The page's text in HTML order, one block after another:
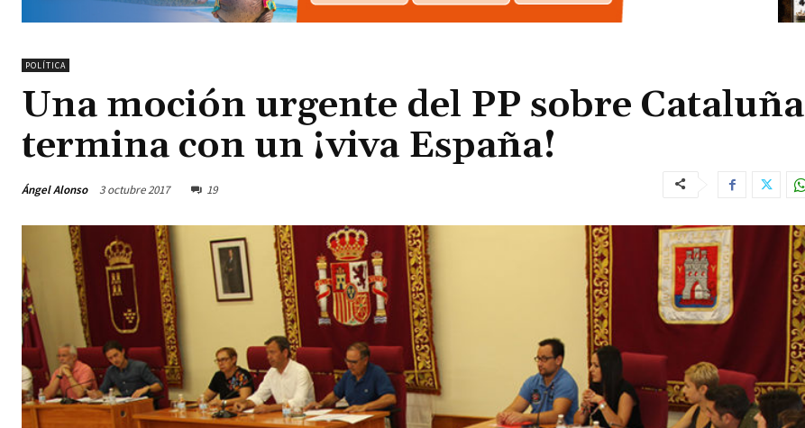
POLÍTICA
Una moción urgente del PP sobre Cataluña
termina con un ¡viva España!
Ángel Alonso 3 octubre 2017 19